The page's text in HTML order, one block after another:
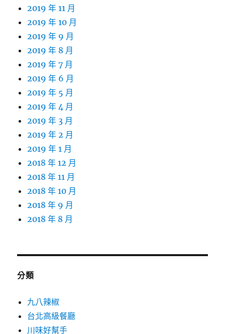
2019 年 11 月
2019 年 10 月
2019 年 9 月
2019 年 8 月
2019 年 7 月
2019 年 6 月
2019 年 5 月
2019 年 4 月
2019 年 3 月
2019 年 2 月
2019 年 1 月
2018 年 12 月
2018 年 11 月
2018 年 10 月
2018 年 9 月
2018 年 8 月
分類
九八辣椒
台北高級餐廳
川味好幫手